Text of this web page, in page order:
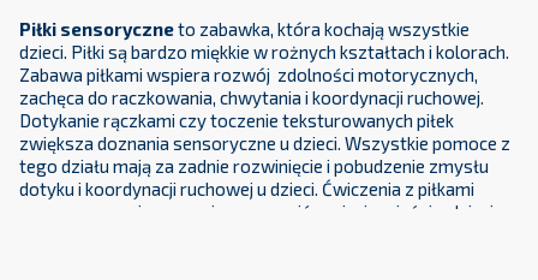
Piłki sensoryczneto zabawka, która kochają wszystkie
dzieci. Piłki są bardzo miękkie w rożnych kształtach i kolorach.
Zabawa piłkami wspiera rozwój zdolności motorycznych,
zachęca do raczkowania, chwytania i koordynacji ruchowej.
Dotykanie rączkami czy toczenie teksturowanych piłek
zwiększa doznania sensoryczne u dzieci. Wszystkie pomoce z
tego działu mają za zadnie rozwinięcie i pobudzenie zmysłu
dotyku i koordynacji ruchowej u dzieci. Ćwiczenia z piłkami
sensorycznymi pomagają usprawnić napięcie mięśni u dzieci a